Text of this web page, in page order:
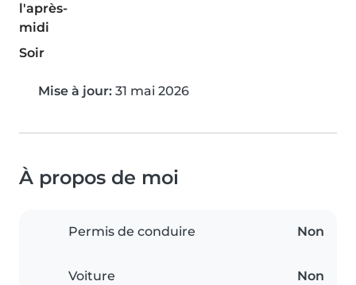
l'après-
midi
Soir
Mise à jour: 31 mai 2026
À propos de moi
Permis de conduire Non
Voiture Non